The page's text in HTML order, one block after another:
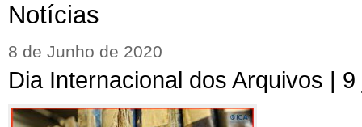
Notícias
8 de Junho de 2020
Dia Internacional dos Arquivos | 9